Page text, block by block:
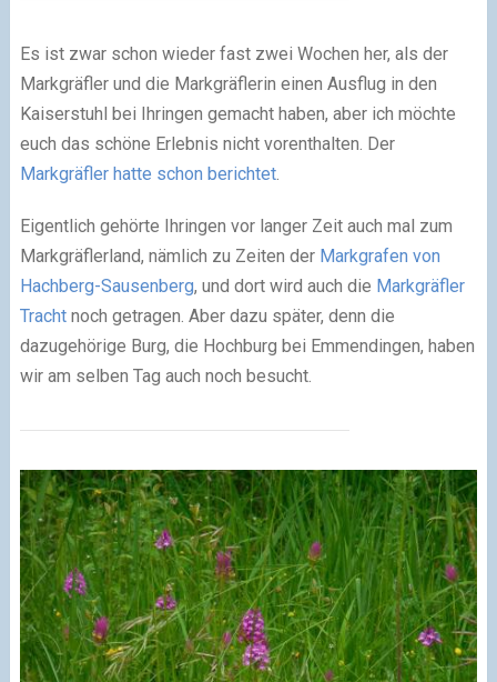
Es ist zwar schon wieder fast zwei Wochen her, als der
Markgräfler und die Markgräflerin einen Ausflug in den
Kaiserstuhl bei Ihringen gemacht haben, aber ich möchte
euch das schöne Erlebnis nicht vorenthalten. Der
Markgräfler hatte schon berichtet.
Eigentlich gehörte Ihringen vor langer Zeit auch mal zum
Markgräflerland, nämlich zu Zeiten der Markgrafen von
Hachberg-Sausenberg, und dort wird auch die Markgräfler
Trachtnoch getragen. Aber dazu später, denn die
dazugehörige Burg, die Hochburg bei Emmendingen, haben
wir am selben Tag auch noch besucht.